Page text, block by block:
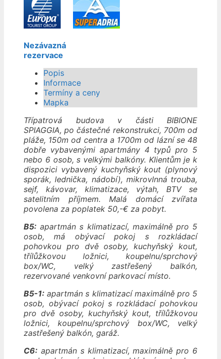
Nezávazná
rezervace
Popis
Informace
Termíny a ceny
Mapka
Třípatrová budova v části BIBIONE
SPIAGGIA, po částečné rekonstrukci, 700m od
pláže, 150m od centra a 1700m od lázní se 48
dobře vybavenými apartmány 4 typů pro 5
nebo 6 osob, s velkými balkóny. Klientům je k
dispozici vybavený kuchyňský kout (plynový
sporák, lednička, nádobí), mikrovlnná trouba,
sejf, kávovar, klimatizace, výtah, BTV se
satelitním příjmem. Malá domácí zvířata
povolena za poplatek 50,-€ za pobyt.
B5: apartmán s klimatizací, maximálně pro 5
osob, má obývací pokoj s rozkládací
pohovkou pro dvě osoby, kuchyňský kout,
třílůžkovou ložnici, koupelnu/sprchový
box/WC, velký zastřešený balkón,
rezervované venkovní parkovací místo.
B5-1: apartmán s klimatizací maximálně pro 5
osob, obývací pokoj s rozkládací pohovkou
pro dvě osoby, kuchyňský kout, třílůžkovou
ložnici, koupelnu/sprchový box/WC, velký
zastřešený balkón, garáž.
C6: apartmán s klimatizací, maximálně pro 6